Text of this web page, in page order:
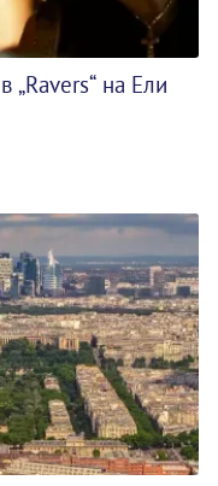
„Ravers“ на Ели